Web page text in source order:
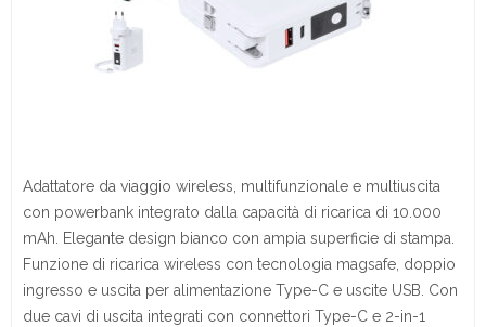
Adattatore da viaggio wireless, multifunzionale e multiuscita
con powerbank integrato dalla capacità di ricarica di 10.000
mAh. Elegante design bianco con ampia superficie di stampa.
Funzione di ricarica wireless con tecnologia magsafe, doppio
ingresso e uscita per alimentazione Type-C e uscite USB. Con
due cavi di uscita integrati con connettori Type-C e 2-in-1